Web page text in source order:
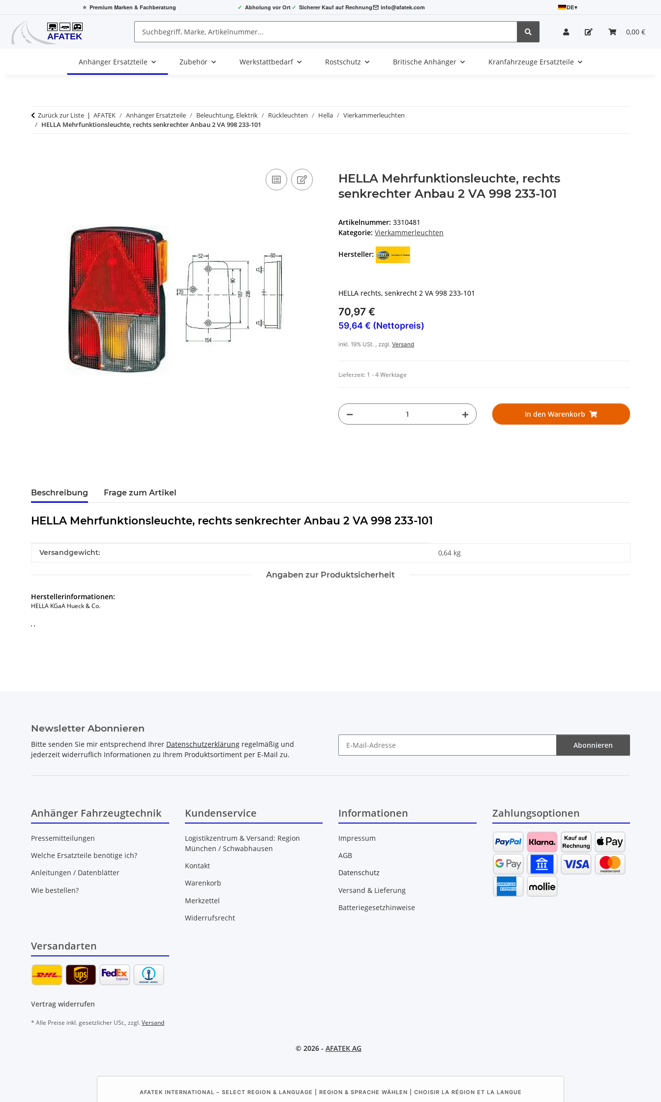
⭐ Premium Marken & Fachberatung ✓ Abholung vor Ort ✓ Sicherer Kauf auf Rechnung info@afatek.com DE▾
0,00 €
Anhänger Ersatzteile Zubehör Werkstattbedarf Rostschutz Britische Anhänger Kranfahrzeuge Ersatzteile
Zurück zur Liste AFATEK Anhänger Ersatzteile Beleuchtung, Elektrik Rückleuchten Hella
Vierkammerleuchten
HELLA Mehrfunktionsleuchte, rechts senkrechter Anbau 2 VA 998 233-101
HELLA Mehrfunktionsleuchte, rechts
senkrechter Anbau 2 VA 998 233-101
Artikelnummer: 3310481
Kategorie: Vierkammerleuchten
Hersteller:
HELLA rechts, senkrecht 2 VA 998 233-101
70,97 €
59,64 € (Nettopreis)
inkl. 19% USt. , zzgl. Versand
Lieferzeit: 1 - 4 Werktage
In den Warenkorb
Beschreibung Frage zum Artikel
HELLA Mehrfunktionsleuchte, rechts senkrechter Anbau 2 VA 998 233-101
Produkteigenschaft
Wert
Versandgewicht: 0,64 kg
Angaben zur Produktsicherheit
Herstellerinformationen:
HELLA KGaA Hueck & Co.
, ,
Newsletter Abonnieren
Bitte senden Sie mir entsprechend Ihrer Datenschutzerklärung regelmäßig und
jederzeit widerruflich Informationen zu Ihrem Produktsortiment per E-Mail zu.
Abonnieren
Anhänger Fahrzeugtechnik
Pressemitteilungen
Welche Ersatzteile benötige ich?
Anleitungen / Datenblätter
Wie bestellen?
Kundenservice
Logistikzentrum & Versand: Region
München / Schwabhausen
Kontakt
Warenkorb
Merkzettel
Widerrufsrecht
Informationen
Impressum
AGB
Datenschutz
Versand & Lieferung
Batteriegesetzhinweise
Zahlungsoptionen
Versandarten
Vertrag widerrufen
* Alle Preise inkl. gesetzlicher USt., zzgl.Versand
© 2026 - AFATEK AG
AFATEK INTERNATIONAL – SELECT REGION & LANGUAGE | REGION & SPRACHE WÄHLEN | CHOISIR LA RÉGION ET LA LANGUE